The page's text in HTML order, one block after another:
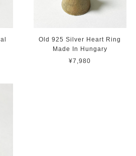
Old 925 Silver Heart Ring
Made In Hungary
¥7,980